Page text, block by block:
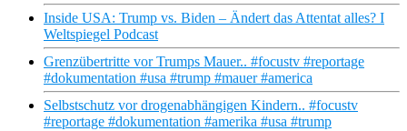
Inside USA: Trump vs. Biden – Ändert das Attentat alles? I
Weltspiegel Podcast
Grenzübertritte vor Trumps Mauer.. #focustv #reportage
#dokumentation #usa #trump #mauer #america
Selbstschutz vor drogenabhängigen Kindern.. #focustv
#reportage #dokumentation #amerika #usa #trump